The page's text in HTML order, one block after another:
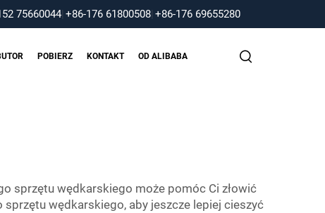
75660044 +86-176 61800508 +86-176 69655280
POBIERZ KONTAKT OD ALIBABA
sprzętu wędkarskiego może pomóc Ci złowić
wędkarskiego, aby jeszcze lepiej cieszyć